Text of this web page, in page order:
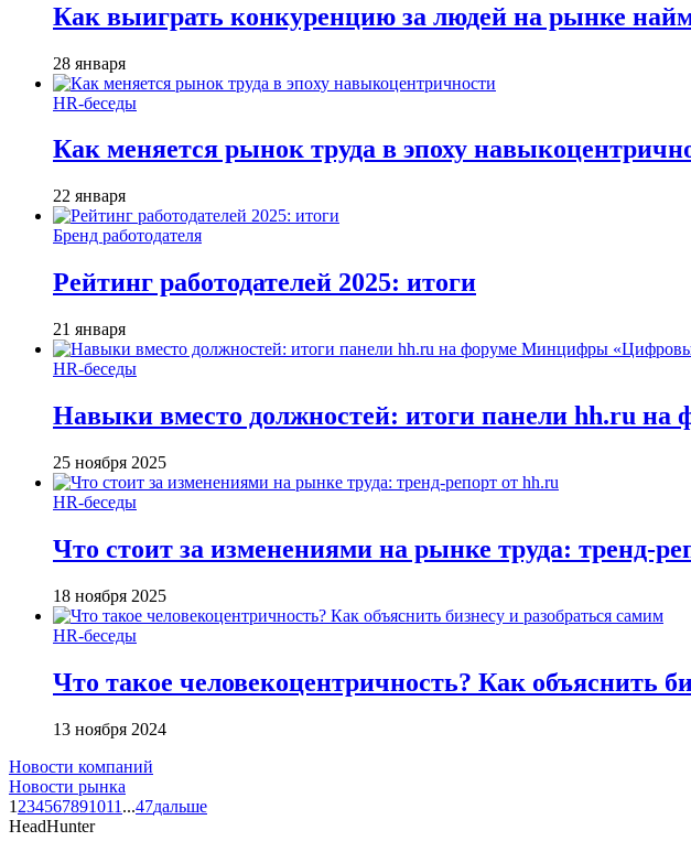
Как выиграть конкуренцию за людей на рынке
28 января
HR-беседы
Как меняется рынок труда в эпоху
22 января
Бренд работодателя
Рейтинг работодателей 2025: итоги
21 января
HR-беседы
Навыки вместо должностей: итоги панели hh.ru
25 ноября 2025
HR-беседы
Что стоит за изменениями на рынке труда: тренд-
18 ноября 2025
HR-беседы
Что такое человеко­центричность? Как объяснить
13 ноября 2024
Новости компаний
Новости рынка
1 234567891011 ...47дальше
HeadHunter